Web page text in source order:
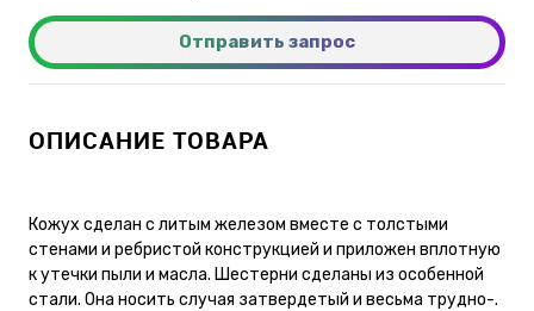
Отправить запрос
ОПИСАНИЕ ТОВАРА
Кожух сделан с литым железом вместе с толстыми
стенами и ребристой конструкцией и приложен вплотную
к утечки пыли и масла. Шестерни сделаны из особенной
стали. Она носить случая затвердетый и весьма трудно-.